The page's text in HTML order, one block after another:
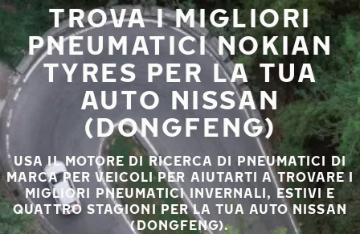
TROVA I MIGLIORI
PNEUMATICI NOKIAN
TYRES PER LA TUA
AUTO NISSAN
(DONGFENG)
USA IL MOTORE DI RICERCA DI PNEUMATICI DI
MARCA PER VEICOLI PER AIUTARTI A TROVARE I
MIGLIORI PNEUMATICI INVERNALI, ESTIVI E
QUATTRO STAGIONI PER LA TUA AUTO NISSAN
(DONGFENG).